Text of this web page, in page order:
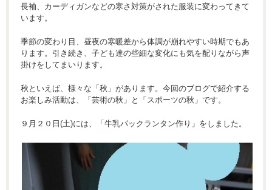
長袖、カーディガンなどの寒さ対策がされた服装に変わってきて
います。
季節の変わり目、昼夜の寒暖差から体調が崩れやすい時期でもあ
ります。引き続き、子ども達の些細な変化にも気を配りながら声
掛けをしてまいります。
秋といえば、様々な「秋」があります。今回のブログで紹介する
お楽しみ活動は、「芸術の秋」と「スポーツの秋」です。
９月２０日(土)には、「牛乳パックランタン作り」をしました。